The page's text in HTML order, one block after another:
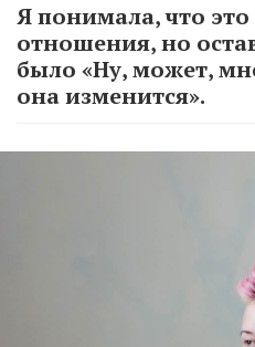
Я понимала, что
отношения, но
было «Ну, может,
она изменится».